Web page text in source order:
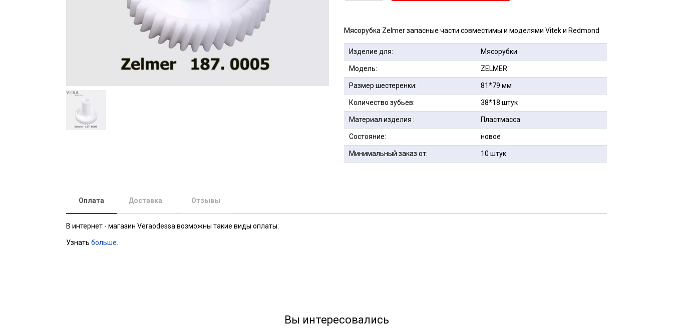
Мясорубка Zelmer запасные части совместимы и моделями Vitek и Redmond
Изделие для: Мясорубки
Модель: ZELMER
Размер шестеренки: 81*79 мм
Количество зубьев: 38*18 штук
Материал изделия : Пластмасса
Состояние: новое
Минимальный заказ от: 10 штук
Оплата Доставка Отзывы
В интернет - магазин Veraodessa возможны такие виды оплаты:
Узнать больше.
Вы интересовались